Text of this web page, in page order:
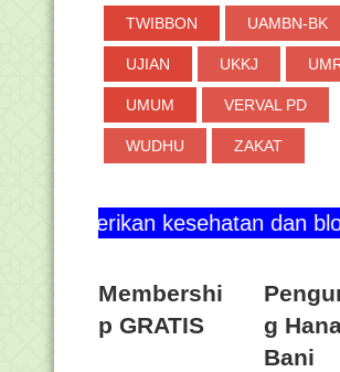
TWIBBON UAMBN-BK
UJIAN UKKJ
UMUM VERVAL PD
WUDHU ZAKAT
kesehatan dan blog ini
Membershi
p GRATIS
g
Bani